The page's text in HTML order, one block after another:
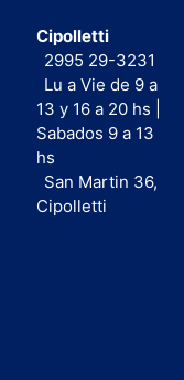
Cipolletti
2995 29-3231
Lu a Vie de 9 a
13 y 16 a 20 hs |
Sabados 9 a 13
hs
San Martin 36,
Cipolletti